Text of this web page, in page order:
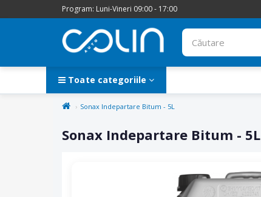
Program: Luni-Vineri 09:00 - 17:00
Toate categoriile
Sonax Indepartare Bitum - 5L
Sonax Indepartare Bitum - 5L